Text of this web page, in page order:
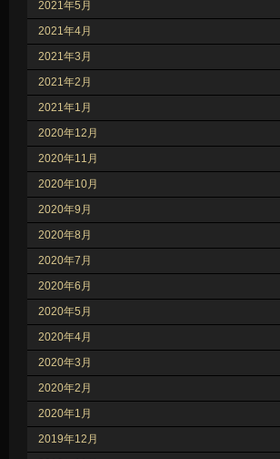
2021年5月
2021年4月
2021年3月
2021年2月
2021年1月
2020年12月
2020年11月
2020年10月
2020年9月
2020年8月
2020年7月
2020年6月
2020年5月
2020年4月
2020年3月
2020年2月
2020年1月
2019年12月